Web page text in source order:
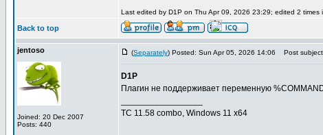
Last edited by D1P on Thu Apr 09, 2026 23:29; edited 2 times
Back to top
jentoso
Joined: 20 Dec 2007
Posts: 440
(Separately) Posted: Sun Apr 05, 2026 14:06 Post
D1P
Плагин не поддерживает переменную
TC 11.58 combo, Windows 11 x64